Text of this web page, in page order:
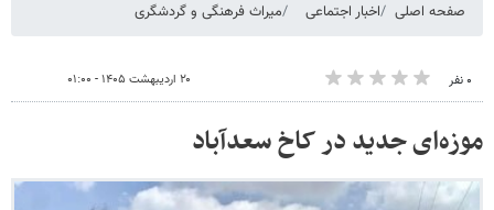
صفحه اصلی اخبار اجتماعی میراث فرهنگی و گردشگری
۰ نفر ۲۰ اردیبهشت ۱۴۰۵ - ۰۱:۰۰
موزه‌ای جدید در کاخ سعدآباد